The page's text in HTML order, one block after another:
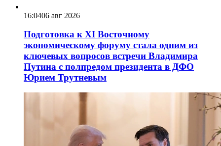
16:0406 авг 2026
Подготовка к XI Восточному
экономическому форуму стала одним из
ключевых вопросов встречи Владимира
Путина с полпредом президента в ДФО
Юрием Трутневым